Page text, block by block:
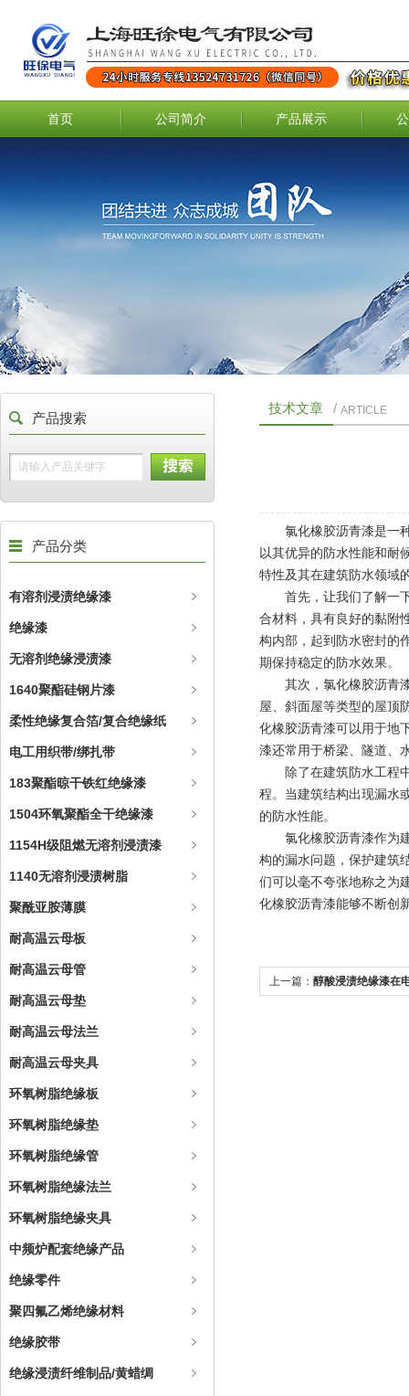
首页 公司简介 产品展示
技术文章 / ARTICLE
氯化橡胶沥青漆是一种
以其优异的防水性能和耐
特性及其在建筑防水领域
首先，让我们了解一
合材料，具有良好的黏附
构内部，起到防水密封的
期保持稳定的防水效果。
其次，氯化橡胶沥青漆
屋、斜面屋等类型的屋顶
化橡胶沥青漆可以用于地
漆还常用于桥梁、隧道、
除了在建筑防水工程中
程。当建筑结构出现漏水
的防水性能。
氯化橡胶沥青漆作为建
构的漏水问题，保护建筑
们可以毫不夸张地称之为
化橡胶沥青漆能够不断创
上一篇： 醇酸浸渍绝缘漆在
产品搜索
产品分类
有溶剂浸渍绝缘漆
绝缘漆
无溶剂绝缘浸渍漆
1640聚酯硅钢片漆
柔性绝缘复合箔/复合绝缘纸
电工用织带/绑扎带
183聚酯晾干铁红绝缘漆
1504环氧聚酯全干绝缘漆
1154H级阻燃无溶剂浸渍漆
1140无溶剂浸渍树脂
聚酰亚胺薄膜
耐高温云母板
耐高温云母管
耐高温云母垫
耐高温云母法兰
耐高温云母夹具
环氧树脂绝缘板
环氧树脂绝缘垫
环氧树脂绝缘管
环氧树脂绝缘法兰
环氧树脂绝缘夹具
中频炉配套绝缘产品
绝缘零件
聚四氟乙烯绝缘材料
绝缘胶带
绝缘浸渍纤维制品/黄蜡绸